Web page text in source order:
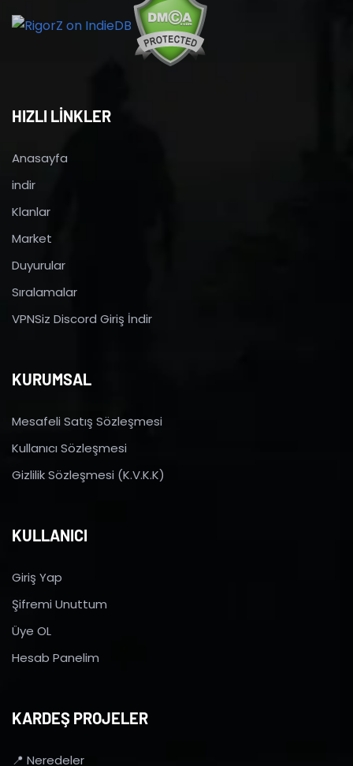
HIZLI LİNKLER
Anasayfa
indir
Klanlar
Market
Duyurular
Sıralamalar
VPNSiz Discord Giriş İndir
KURUMSAL
Mesafeli Satış Sözleşmesi
Kullanıcı Sözleşmesi
Gizlilik Sözleşmesi (K.V.K.K)
KULLANICI
Giriş Yap
Şifremi Unuttum
Üye OL
Hesab Panelim
KARDEŞ PROJELER
📍 Neredeler